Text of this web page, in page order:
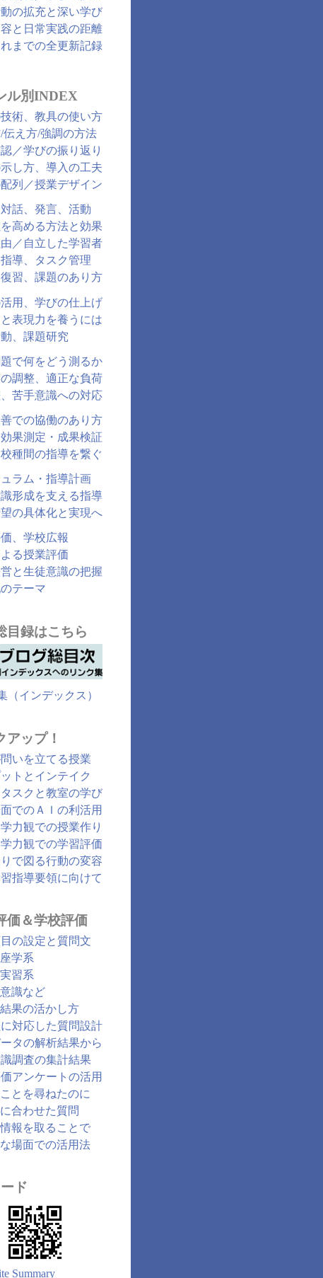
の拡充と深い学び
と日常実践の距離
れまでの全更新記録
ル別INDEX
術、教具の使い方
伝え方/強調の方法
／学びの振り返り
し方、導入の工夫
列／授業デザイン
話、発言、活動
高める方法と効果
／自立した学習者
指導、タスク管理
習、課題のあり方
用、学びの仕上げ
表現力を養うには
、課題研究
で何をどう測るか
調整、適正な負荷
苦手意識への対応
での協働のあり方
果測定・成果検証
種間の指導を繋ぐ
ラム・指導計画
形成を支える指導
の具体化と実現へ
、学校広報
る授業評価
と生徒意識の把握
テーマ
目録はこちら
（インデックス）
アップ！
いを立てる授業
トとインテイク
スクと教室の学び
でのＡＩの利活用
力観での授業作り
力観での学習評価
で図る行動の変容
指導要領に向けて
価＆学校評価
の設定と質問文
学系
習系
識など
果の活かし方
対応した質問設計
タの解析結果から
調査の集計結果
アンケートの活用
とを尋ねたのに
合わせた質問
報を取ることで
場面での活用法
ド
Summary